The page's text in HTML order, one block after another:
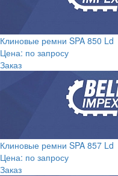
Клиновые ремни SPA 850 Ld
Цена: по запросу
Заказ
Клиновые ремни SPA 857 Ld
Цена: по запросу
Заказ